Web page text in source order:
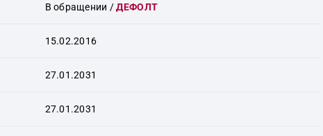
В обращении /ДЕФОЛТ
15.02.2016
27.01.2031
27.01.2031